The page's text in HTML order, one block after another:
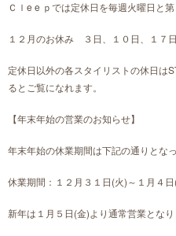
Ｃｌe e ｐでは定休日を毎週火曜日と第
１２月のお休み ３日、１０日、１７
定休日以外の各スタイリストの休日は
るとご覧になれます。
【年末年始の営業のお知らせ】
年末年始の休業期間は下記の通りとなっ
休業期間：１２月３１日(火)～１月４日
新年は１月５日(金)より通常営業となり